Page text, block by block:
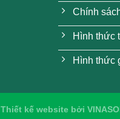
Chính
Hình thức
Hình thức
Thiết kế website bởi